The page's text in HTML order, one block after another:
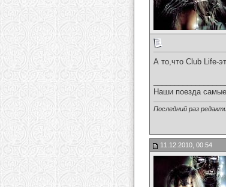
А то,что Club Life-
Наши поезда самые
Последний раз
11.12.2010, 00:54